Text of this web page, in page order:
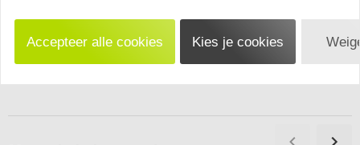
Sorteren op:
Accepteer alle cookies Kies je cookies